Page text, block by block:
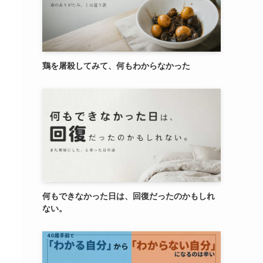
鶏を屠殺してみて、何もわからなかった
何もできなかった日は、回復だったのかもしれ
ない。